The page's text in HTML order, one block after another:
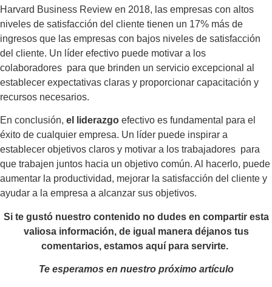
Harvard Business Review en 2018, las empresas con altos
niveles de satisfacción del cliente tienen un 17% más de
ingresos que las empresas con bajos niveles de satisfacción
del cliente. Un líder efectivo puede motivar a los
colaboradores para que brinden un servicio excepcional al
establecer expectativas claras y proporcionar capacitación y
recursos necesarios.
En conclusión, el liderazgo efectivo es fundamental para el
éxito de cualquier empresa. Un líder puede inspirar a
establecer objetivos claros y motivar a los trabajadores para
que trabajen juntos hacia un objetivo común. Al hacerlo, puede
aumentar la productividad, mejorar la satisfacción del cliente y
ayudar a la empresa a alcanzar sus objetivos.
Si te gustó nuestro contenido no dudes en compartir esta
valiosa información, de igual manera déjanos tus
comentarios, estamos aquí para servirte.
Te esperamos en nuestro próximo artículo